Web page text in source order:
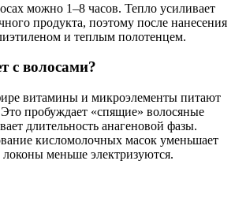
можно 1–8 часов. Тепло усиливает
продукта, поэтому после нанесения
и теплым полотенцем.
с волосами?
витамины и микроэлементы питают
пробуждает «спящие» волосяные
длительность анагеновой фазы.
кисломолочных масок уменьшает
меньше электризуются.